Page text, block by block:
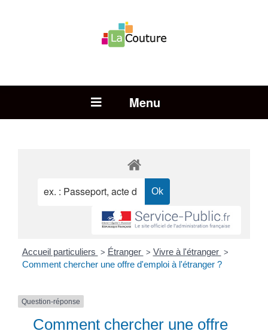
Open Menu
Accueil particuliers > Étranger > Vivre à l'étranger >
Comment chercher une offre d'emploi à l'étranger ?
Question-réponse
Comment chercher une offre